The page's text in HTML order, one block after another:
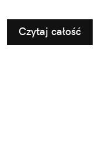
Czytaj całość